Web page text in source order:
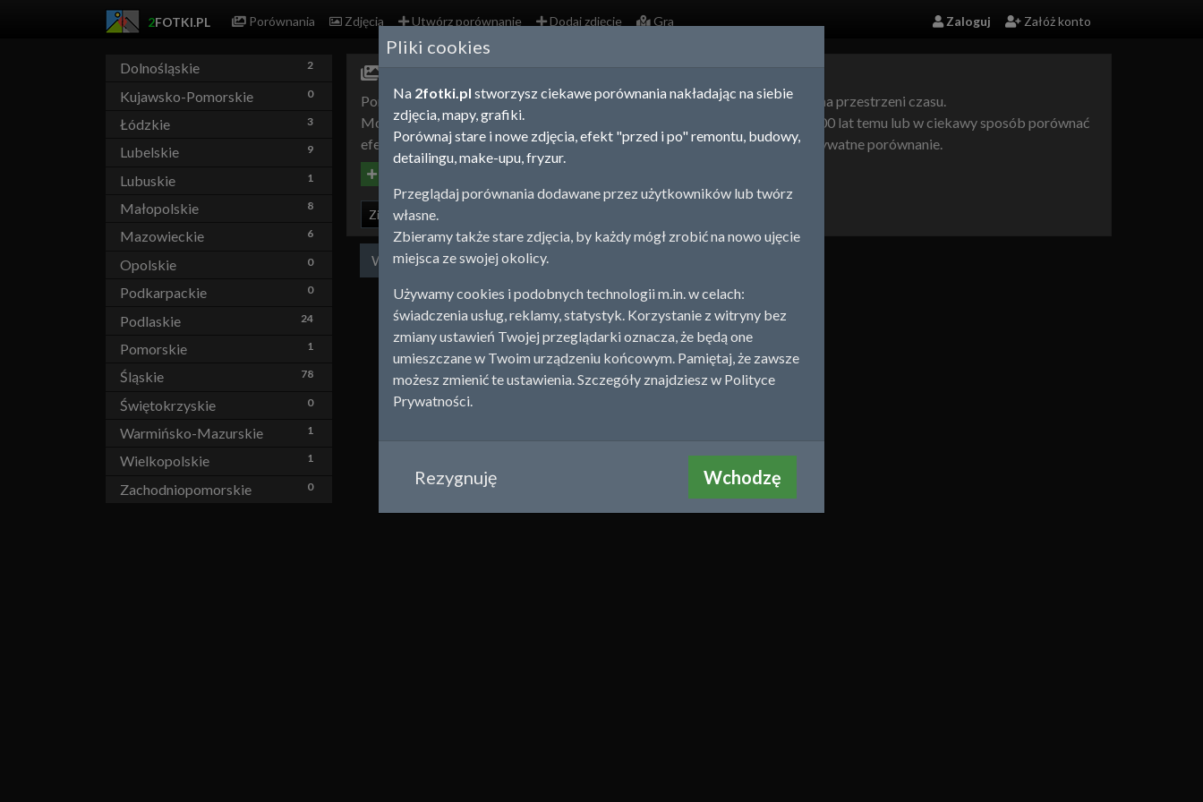
2FOTKI.PL Porównania Zdjęcia Utwórz porównanie Dodaj zdjęcie Gra Zaloguj Załóż konto
Dolnośląskie 2
Kujawsko-Pomorskie 0
Łódzkie 3
Lubelskie 9
Lubuskie 1
Małopolskie 8
Mazowieckie 6
Opolskie 0
Podkarpackie 0
Podlaskie 24
Pomorskie 1
Śląskie 78
Świętokrzyskie 0
Warmińsko-Mazurskie 1
Wielkopolskie 1
Zachodniopomorskie 0
Lubuskie - porównania zdjęć
Porównania zdjęć, map i fotografii lotniczych obrazują zmiany zachodzące na przestrzeni czasu.
Możesz na spacerze uchwycić ujęcie z tej samej perspektywy, co fotograf 100 lat temu lub w ciekawy sposób porównać
efekty budowy, remontu, detailingu, a nawet pracy nad sylwetką tworząc prywatne porównanie.
Zielona Góra
Wszystko Porównania
Pliki cookies
Na 2fotki.pl stworzysz ciekawe porównania nakładając na siebie
zdjęcia, mapy, grafiki.
Porównaj stare i nowe zdjęcia, efekt "przed i po" remontu, budowy,
detailingu, make-upu, fryzur.
Przeglądaj porównania dodawane przez użytkowników lub twórz
własne.
Zbieramy także stare zdjęcia, by każdy mógł zrobić na nowo ujęcie
miejsca ze swojej okolicy.
Używamy cookies i podobnych technologii m.in. w celach:
świadczenia usług, reklamy, statystyk. Korzystanie z witryny bez
zmiany ustawień Twojej przeglądarki oznacza, że będą one
umieszczane w Twoim urządzeniu końcowym. Pamiętaj, że zawsze
możesz zmienić te ustawienia. Szczegóły znajdziesz w Polityce
Prywatności.
Rezygnuję Wchodzę